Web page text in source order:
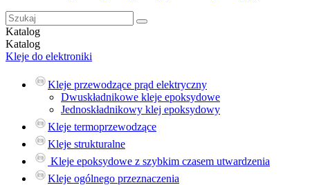
Katalog
Katalog
Kleje do elektroniki
Kleje przewodzące prąd elektryczny
Dwuskładnikowe kleje epoksydowe
Jednoskładnikowy klej epoksydowy
Kleje termoprzewodzące
Kleje strukturalne
Kleje epoksydowe z szybkim czasem utwardzenia
Kleje ogólnego przeznaczenia